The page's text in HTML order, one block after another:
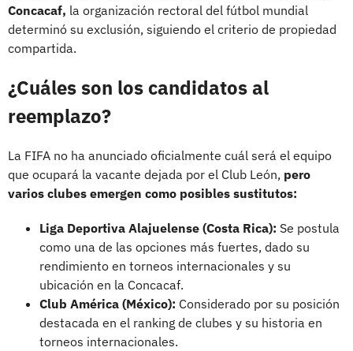
Concacaf, la organización rectoral del fútbol mundial
determinó su exclusión, siguiendo el criterio de propiedad
compartida.
¿Cuáles son los candidatos al
reemplazo?
La FIFA no ha anunciado oficialmente cuál será el equipo
que ocupará la vacante dejada por el Club León, pero
varios clubes emergen como posibles sustitutos:
Liga Deportiva Alajuelense (Costa Rica): Se postula
como una de las opciones más fuertes, dado su
rendimiento en torneos internacionales y su
ubicación en la Concacaf.
Club América (México): Considerado por su posición
destacada en el ranking de clubes y su historia en
torneos internacionales.